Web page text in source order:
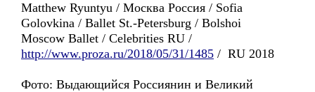
Matthew Ryuntyu / Москва Россия / Sofia
Golovkina / Ballet St.-Petersburg / Bolshoi
Moscow Ballet / Celebrities RU /
http://www.proza.ru/2018/05/31/1485 / RU 2018
Фото: Выдающийся Россиянин и Великий